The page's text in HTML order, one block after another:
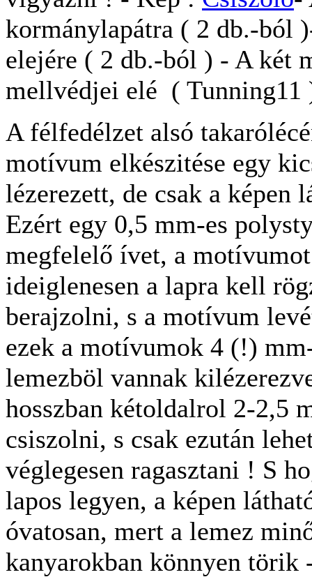
kormánylapátra ( 2 db.-ból
elejére ( 2 db.-ból ) - A két
mellvédjei elé ( Tunning11
A félfedélzet alsó
motívum elkészitése egy
lézerezett, de csak a képen
Ezért egy 0,5 mm-es
megfelelő ívet, a
ideiglenesen a lapra kell
berajzolni, s a motívum
ezek a motívumok 4 (!)
lemezböl vannak
hosszban kétoldalrol 2-2,5
csiszolni, s csak ezután
véglegesen ragasztani ! S
lapos legyen, a képen
óvatosan, mert a lemez
kanyarokban könnyen